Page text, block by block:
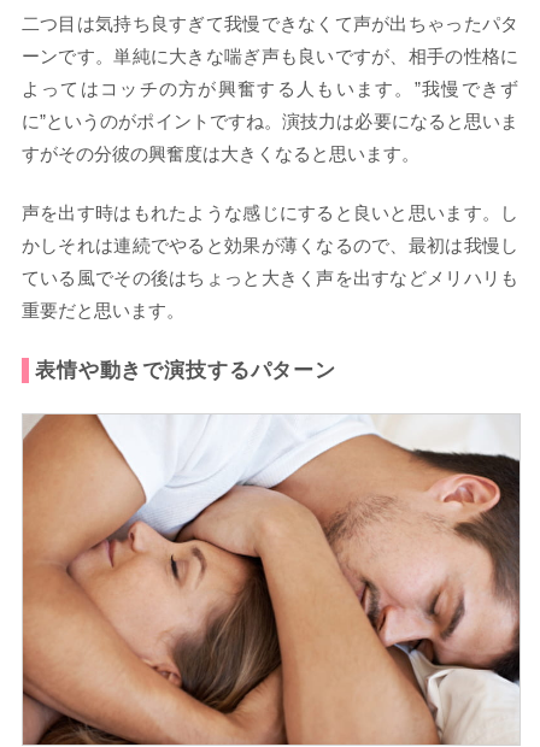
二つ目は気持ち良すぎて我慢できなくて声が出ちゃったパタ
ーンです。単純に大きな喘ぎ声も良いですが、相手の性格に
よってはコッチの方が興奮する人もいます。”我慢できず
に”というのがポイントですね。演技力は必要になると思いま
すがその分彼の興奮度は大きくなると思います。
声を出す時はもれたような感じにすると良いと思います。し
かしそれは連続でやると効果が薄くなるので、最初は我慢し
ている風でその後はちょっと大きく声を出すなどメリハリも
重要だと思います。
表情や動きで演技するパターン